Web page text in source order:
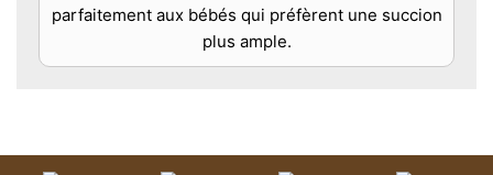
parfaitement aux bébés qui préfèrent une succion
plus ample.